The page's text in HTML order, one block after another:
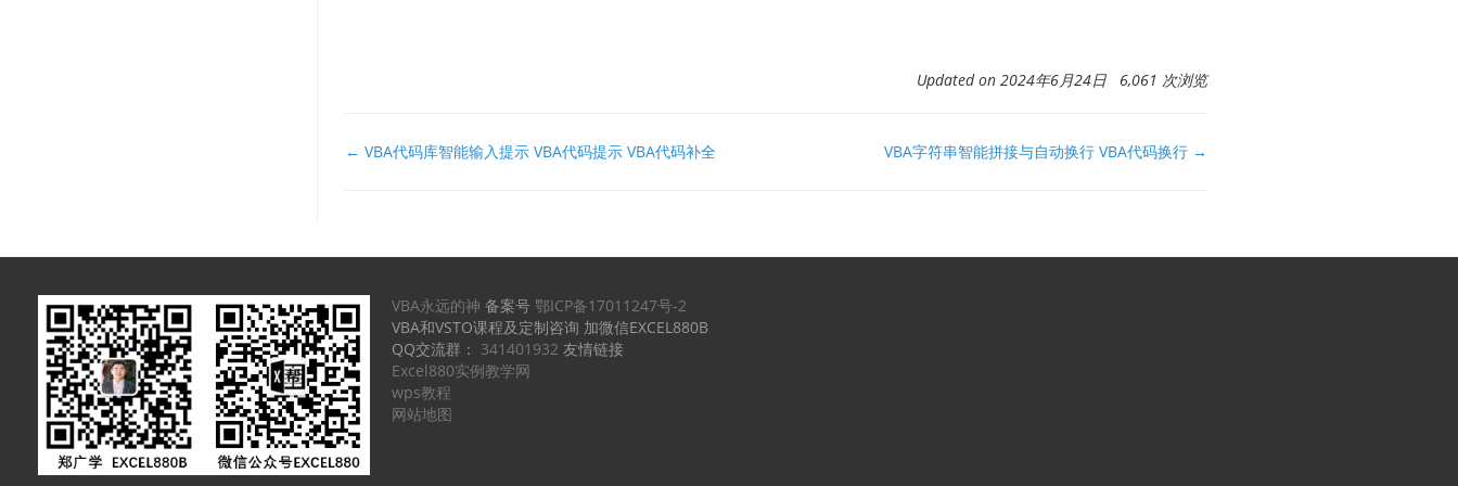
Updated on 2024年6月24日 6,061 次浏览
文
← VBA代码库智能输入提示 VBA代码提示 VBA代码补全 VBA字符串智能拼接与自动换行 VBA代码换行 →
VBA永远的神 备案号鄂ICP备17011247号-2
VBA和VSTO课程及定制咨询 加微信EXCEL880B
QQ交流群： 341401932 友情链接
Excel880实例教学网
wps教程
网站地图